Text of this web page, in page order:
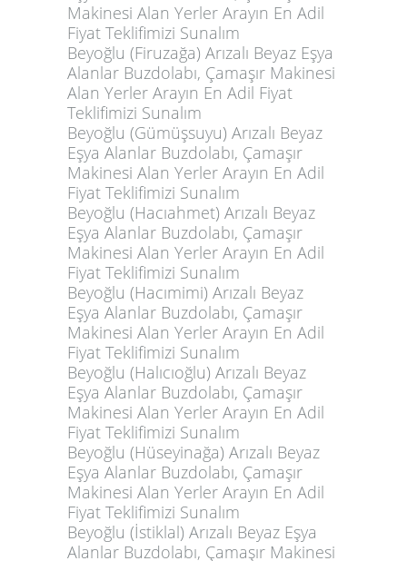
Makinesi Alan Yerler Arayın En Adil
Fiyat Teklifimizi Sunalım
Beyoğlu (Firuzağa) Arızalı Beyaz Eşya
Alanlar Buzdolabı, Çamaşır Makinesi
Alan Yerler Arayın En Adil Fiyat
Teklifimizi Sunalım
Beyoğlu (Gümüşsuyu) Arızalı Beyaz
Eşya Alanlar Buzdolabı, Çamaşır
Makinesi Alan Yerler Arayın En Adil
Fiyat Teklifimizi Sunalım
Beyoğlu (Hacıahmet) Arızalı Beyaz
Eşya Alanlar Buzdolabı, Çamaşır
Makinesi Alan Yerler Arayın En Adil
Fiyat Teklifimizi Sunalım
Beyoğlu (Hacımimi) Arızalı Beyaz
Eşya Alanlar Buzdolabı, Çamaşır
Makinesi Alan Yerler Arayın En Adil
Fiyat Teklifimizi Sunalım
Beyoğlu (Halıcıoğlu) Arızalı Beyaz
Eşya Alanlar Buzdolabı, Çamaşır
Makinesi Alan Yerler Arayın En Adil
Fiyat Teklifimizi Sunalım
Beyoğlu (Hüseyinağa) Arızalı Beyaz
Eşya Alanlar Buzdolabı, Çamaşır
Makinesi Alan Yerler Arayın En Adil
Fiyat Teklifimizi Sunalım
Beyoğlu (İstiklal) Arızalı Beyaz Eşya
Alanlar Buzdolabı, Çamaşır Makinesi